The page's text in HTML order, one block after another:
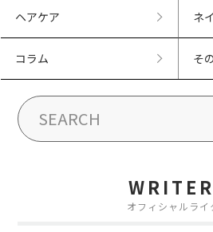
ヘアケア ネ
コラム そ
オフィシャルライ